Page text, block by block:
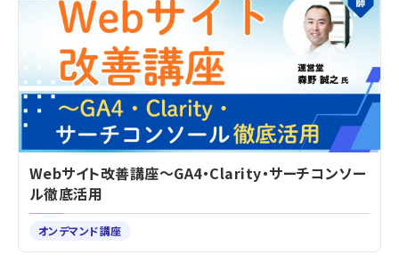
Webサイト改善講座～GA4・Clarity・サーチコンソー
ル徹底活用
オンデマンド講座